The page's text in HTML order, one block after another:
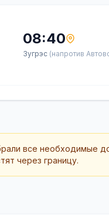
08:40
Зугрэс (напротив
все необходимые
через границу.